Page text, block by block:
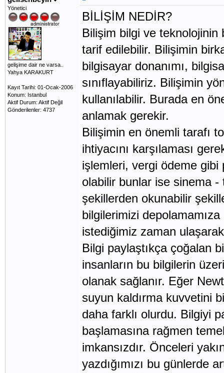
Yönetici
gelişime dair ne varsa..
Yahya KARAKURT
Kayıt Tarihi: 01-Ocak-2006
Konum: Istanbul
Aktif Durum: Aktif Değil
Gönderilenler: 4737
BİLİŞİM NEDİR?
Bilişim bilgi ve teknolojinin
tarif edilebilir. Bilişimin
bilgisayar donanımı,
sınıflayabiliriz. Bilişimin
kullanılabilir. Burada en
anlamak gerekir.
Bilişimin en önemli tarafı
ihtiyacını karşılaması
işlemleri, vergi ödeme gibi
olabilir bunlar ise sinema -
şekillerden okunabilir
bilgilerimizi
istediğimiz zaman
Bilgi paylaştıkça çoğalan
insanların bu bilgilerin
olanak sağlanır. Eğer
suyun kaldırma kuvvetini
daha farklı olurdu. Bilgiyi
başlamasına rağmen
imkansızdır. Önceleri
yazdığımızı bu günlerde